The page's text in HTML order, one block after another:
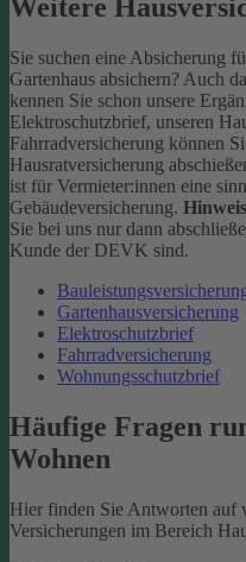
Weitere
Sie suchen eine Absicherung
Gartenhaus absichern? Auch
kennen Sie schon unsere
Elektroschutzbrief, unseren
Fahrradversicherung können
Hausratversicherung
ist für Vermieter:innen eine
Gebäudeversicherung.
Sie bei uns nur dann
Kunde der DEVK sind.
Gartenhausversicherung
Elektroschutzbrief
Fahrradversicherung
Wohnungsschutzbrief
Häufige Fragen
Wohnen
Hier finden Sie Antworten auf
Versicherungen im Bereich